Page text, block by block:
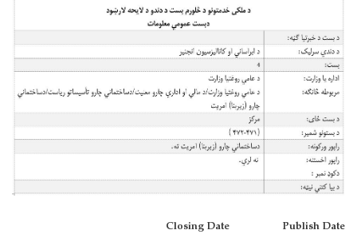
Publish Date
Closing Date